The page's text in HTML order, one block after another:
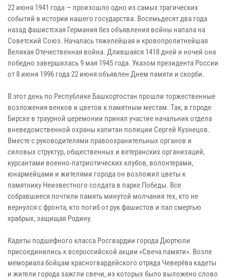
22 июня 1941 года — произошло одно из самых трагических
событий в истории нашего государства. Восемьдесят два года
назад фашистская Германия без объявления войны напала на
Советский Союз. Началась тяжелейшая и кровопролитнейшая
Великая Отечественная война. Длившаяся 1418 дней и ночей она
победно завершилась 9 мая 1945 года. Указом президента России
от 8 июня 1996 года 22 июня объявлен Днем памяти и скорби.
В этот день по Республике Башкортостан прошли торжественные
возложения венков и цветов к памятным местам. Так, в городе
Бирске в траурной церемонии принял участие начальник отдела
вневедомственной охраны капитан полиции Сергей Кузнецов.
Вместе с руководителями правоохранительных органов и
силовых структур, общественных и ветеранских организаций,
курсантами военно-патриотических клубов, волонтерами,
юнармейцами и жителями города он возложил цветы к
памятнику Неизвестного солдата в парке Победы. Все
собравшиеся почтили память минутой молчания тех, кто не
вернулся с фронта, кто погиб от рук фашистов и пал смертью
храбрых, защищая Родину.
Кадеты подшефного класса Росгвардии города Дюртюли
присоединились к всероссийской акции «Свеча памяти». Возле
мемориала бойцам красногвардейского отряда Чеверёва кадеты
и жители города зажгли свечи, из которых было выложено слово